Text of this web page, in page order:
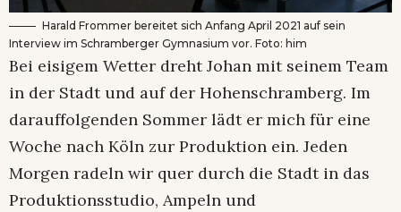
Harald Frommer bereitet sich Anfang April 2021 auf sein
Interview im Schramberger Gymnasium vor. Foto: him
Bei eisigem Wetter dreht Johan mit seinem Team
in der Stadt und auf der Hohenschramberg. Im
darauffolgenden Sommer lädt er mich für eine
Woche nach Köln zur Produktion ein. Jeden
Morgen radeln wir quer durch die Stadt in das
Produktionsstudio, Ampeln und